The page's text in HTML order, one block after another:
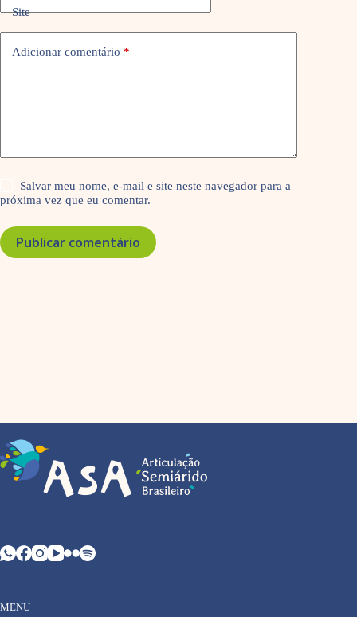
Site
Adicionar comentário *
Salvar meu nome, e-mail e site neste navegador para a
próxima vez que eu comentar.
Publicar comentário
MENU